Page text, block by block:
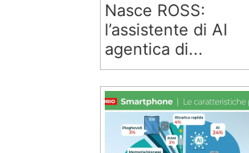
Nasce ROSS:
l’assistente di AI
agentica di...